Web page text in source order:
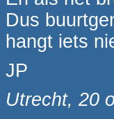
Dus
hangt iets
JP
Utrecht, 20